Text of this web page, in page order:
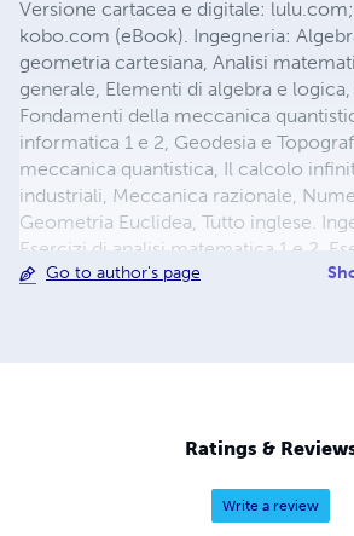
Versione cartacea e digitale:
kobo.com (eBook). Ingegneria:
geometria cartesiana, Analisi
generale, Elementi di algebra e logica,
Fondamenti della meccanica
informatica 1 e 2, Geodesia e
meccanica quantistica, Il calcolo
industriali, Meccanica razionale,
Geometria Euclidea, Tutto inglese.
Esercizi di analisi matematica 1 e 2,
fisica, Esercizi di geometria e algebra
Maya, Le due guerre mondiali, Leggi
Ristorazione: Il grande libro dei
Sommelier, Regioni a tavola.
Go to author's page
Ratings &
Write a review